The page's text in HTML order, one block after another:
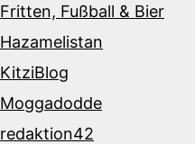
Fritten, Fußball & Bier
Hazamelistan
KitziBlog
Moggadodde
redaktion42